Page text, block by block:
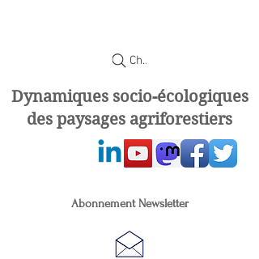
Chercher
Dynamiques socio-écologiques
des paysages agriforestiers
Abonnement Newsletter